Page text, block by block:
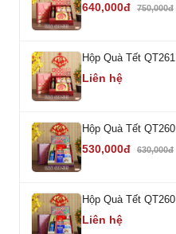
640,000đ 750,000đ
Hộp Quà Tết QT261
Liên hệ
Hộp Quà Tết QT260
530,000đ 630,000đ
Hộp Quà Tết QT260
Liên hệ